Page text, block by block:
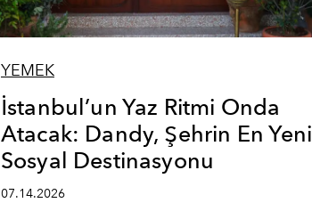
YEMEK
İstanbul’un Yaz Ritmi Onda
Atacak: Dandy, Şehrin En Yeni
Sosyal Destinasyonu
07.14.2026